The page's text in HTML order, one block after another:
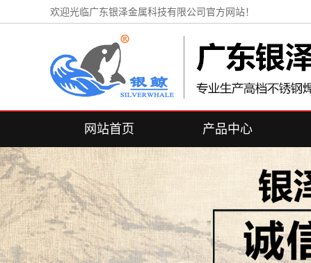
欢迎光临广东银泽金属科技有限公司官方网站！
网站首页 产品中心